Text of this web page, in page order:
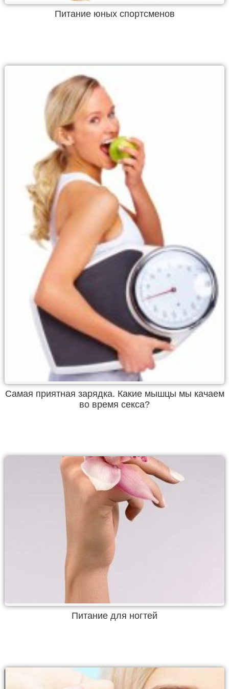
Питание юных спортсменов
Самая приятная зарядка. Какие мышцы мы качаем
во время секса?
Питание для ногтей